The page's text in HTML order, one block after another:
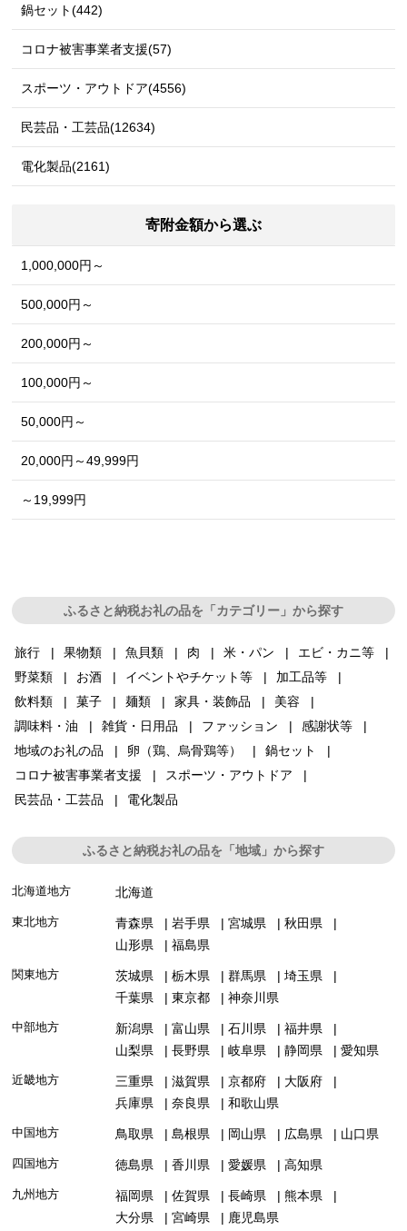
鍋セット(442)
コロナ被害事業者支援(57)
スポーツ・アウトドア(4556)
民芸品・工芸品(12634)
電化製品(2161)
寄附金額から選ぶ
1,000,000円～
500,000円～
200,000円～
100,000円～
50,000円～
20,000円～49,999円
～19,999円
ふるさと納税お礼の品を「カテゴリー」から探す
旅行 果物類 魚貝類 肉 米・パン
エビ・カニ等
野菜類
お酒 イベントやチケット等
加工品等
飲料類
菓子 麺類 家具・装飾品
美容
調味料・油
雑貨・日用品 ファッション
感謝状等
地域のお礼の品
卵（鶏、烏骨鶏等）
鍋セット
コロナ被害事業者支援
スポーツ・アウトドア
民芸品・工芸品
電化製品
ふるさと納税お礼の品を「地域」から探す
北海道地方 北海道
東北地方 青森県 岩手県 宮城県
秋田県
山形県
福島県
関東地方 茨城県 栃木県 群馬県
埼玉県
千葉県
東京都 神奈川県
中部地方 新潟県 富山県 石川県
福井県
山梨県
長野県 岐阜県 静岡県 愛知県
近畿地方 三重県 滋賀県 京都府
大阪府
兵庫県
奈良県 和歌山県
中国地方 鳥取県 島根県 岡山県 広島県 山口県
四国地方 徳島県 香川県 愛媛県 高知県
九州地方 福岡県 佐賀県 長崎県
熊本県
大分県
宮崎県 鹿児島県